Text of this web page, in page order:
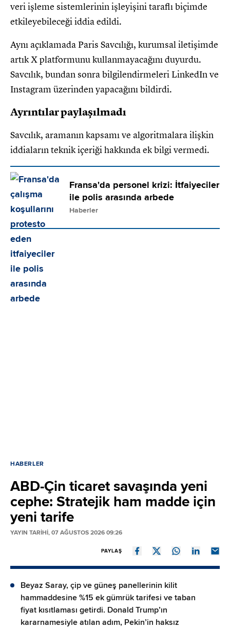
veri işleme sistemlerinin işleyişini taraflı biçimde
etkileyebileceği iddia edildi.
Aynı açıklamada Paris Savcılığı, kurumsal iletişimde
artık X platformunu kullanmayacağını duyurdu.
Savcılık, bundan sonra bilgilendirmeleri LinkedIn ve
Instagram üzerinden yapacağını bildirdi.
Ayrıntılar paylaşılmadı
Savcılık, aramanın kapsamı ve algoritmalara ilişkin
iddiaların teknik içeriği hakkında ek bilgi vermedi.
Fransa'da personel krizi: İtfaiyeciler
ile polis arasında arbede
Haberler
HABERLER
ABD-Çin ticaret savaşında yeni
cephe: Stratejik ham madde için
yeni tarife
YAYIN TARİHİ, 07 AĞUSTOS 2026 09:26
PAYLAŞ
Beyaz Saray, çip ve güneş panellerinin kilit
hammaddesine %15 ek gümrük tarifesi ve taban
fiyat kısıtlaması getirdi. Donald Trump’ın
kararnamesiyle atılan adım, Pekin’in haksız